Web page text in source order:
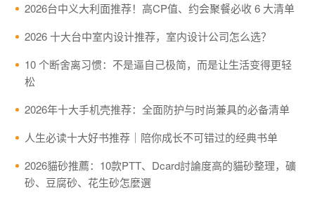
2026台中义大利面推荐！高CP值、约会聚餐必收 6 大清单
2026 十大台中室内设计推荐，室内设计公司怎么选？
10 个断舍离习惯：不是逼自己极简，而是让生活变得更轻
松
2026年十大手机壳推荐：全面防护与时尚兼具的必备清单
人生必读十大好书推荐｜陪你成长不可错过的经典书单
2026貓砂推薦：10款PTT、Dcard討論度高的貓砂整理，礦
砂、豆腐砂、花生砂怎麼選